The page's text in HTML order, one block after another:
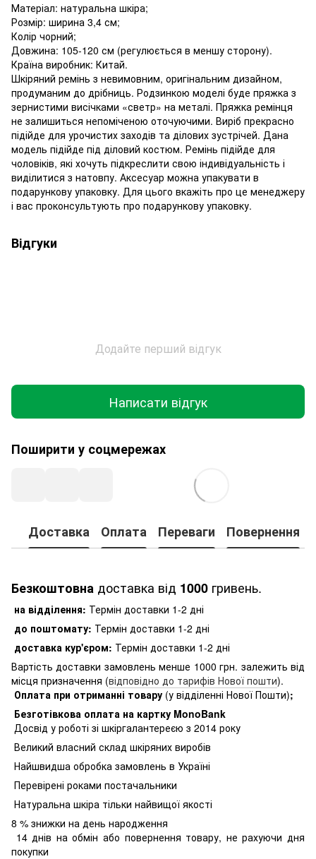
Матеріал: натуральна шкіра;
Розмір: ширина 3,4 см;
Колір чорний;
Довжина: 105-120 см (регулюється в меншу сторону).
Країна виробник: Китай.
Шкіряний ремінь з невимовним, оригінальним дизайном,
продуманим до дрібниць. Родзинкою моделі буде пряжка з
зернистими висічками «светр» на металі. Пряжка ремінця
не залишиться непоміченою оточуючими. Виріб прекрасно
підійде для урочистих заходів та ділових зустрічей. Дана
модель підійде під діловий костюм. Ремінь підійде для
чоловіків, які хочуть підкреслити свою індивідуальність і
виділитися з натовпу. Аксесуар можна упакувати в
подарункову упаковку. Для цього вкажіть про це менеджеру
і вас проконсультують про подарункову упаковку.
Відгуки
Додайте перший відгук
Написати відгук
Поширити у соцмережах
Доставка Оплата Переваги Повернення
Безкоштовна доставка від 1000 гривень.
на відділення: Термін доставки 1-2 дні
до поштомату: Термін доставки 1-2 дні
доставка кур'єром: Термін доставки 1-2 дні
Вартість доставки замовлень менше 1000 грн. залежить від
місця призначення (відповідно до тарифів Нової пошти).
Оплата при отриманні товару (у відділенні Нової Пошти);
Безготівкова оплата на картку MonoBank
Досвід у роботі зі шкіргалантереєю з 2014 року
Великий власний склад шкіряних виробів
Найшвидша обробка замовлень в Україні
Перевірені роками постачальники
Натуральна шкіра тільки найвищої якості
8 % знижки на день народження
14 днів на обмін або повернення товару, не рахуючи дня
покупки